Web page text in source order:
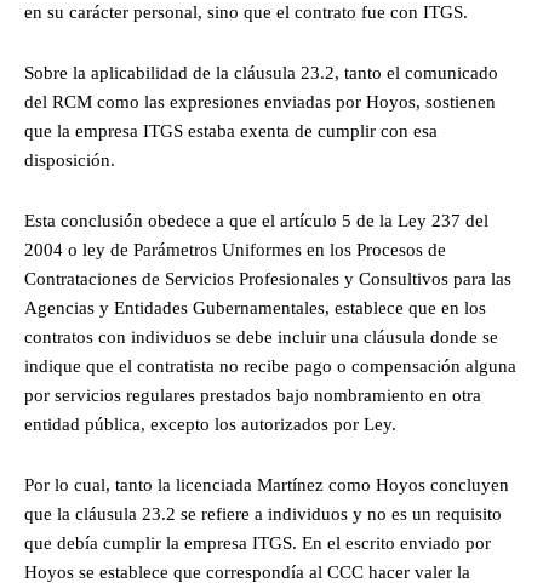
en su carácter personal, sino que el contrato fue con ITGS.
Sobre la aplicabilidad de la cláusula 23.2, tanto el comunicado
del RCM como las expresiones enviadas por Hoyos, sostienen
que la empresa ITGS estaba exenta de cumplir con esa
disposición.
Esta conclusión obedece a que el artículo 5 de la Ley 237 del
2004 o ley de Parámetros Uniformes en los Procesos de
Contrataciones de Servicios Profesionales y Consultivos para las
Agencias y Entidades Gubernamentales, establece que en los
contratos con individuos se debe incluir una cláusula donde se
indique que el contratista no recibe pago o compensación alguna
por servicios regulares prestados bajo nombramiento en otra
entidad pública, excepto los autorizados por Ley.
Por lo cual, tanto la licenciada Martínez como Hoyos concluyen
que la cláusula 23.2 se refiere a individuos y no es un requisito
que debía cumplir la empresa ITGS. En el escrito enviado por
Hoyos se establece que correspondía al CCC hacer valer la